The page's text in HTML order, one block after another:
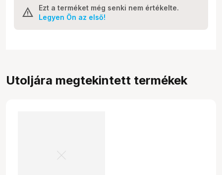
Ezt a terméket még senki nem értékelte.
Legyen Ön az első!
Utoljára megtekintett termékek